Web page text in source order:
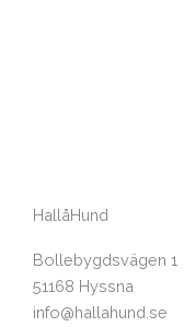
HallåHund
Bollebygdsvägen 1
51168 Hyssna
info@hallahund.se